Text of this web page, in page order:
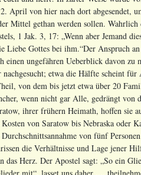
April von hier nach dort abgesendet,
Mittel gethan werden sollen.
1 Jak. 3, 17: „Wenn aber Jemand
Liebe Gottes bei ihm.“Der Anspruch
einen ungefähren Ueberblick davon
etwa die Hälfte scheint
von dem bis jetzt etwa über 20
wenn nicht gar Alle, gedrängt
ihrer frühern Heimath, hoffen sie
von Saratow bis Nebraska oder
von fünf
die Verhältnisse und Lage jener
das Herz. Der Apostel sagt: „So ein